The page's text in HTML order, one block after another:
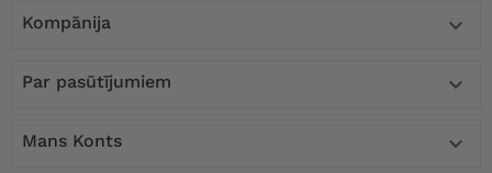
Kompānija 
Par pasūtījumiem 
Mans Konts 